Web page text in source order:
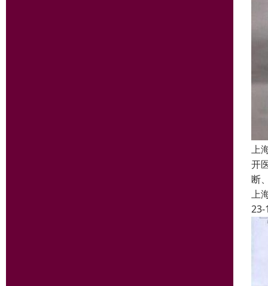
上
开
断
上
23-